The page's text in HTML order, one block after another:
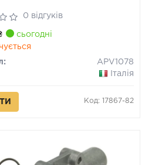
0 відгуків
сьогодні
APV1078
Італія
Код: 17867-82